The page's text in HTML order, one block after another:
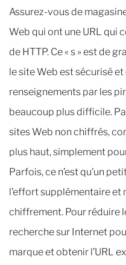
Assurez-vous de
Web qui ont une URL qui
de HTTP. Ce « s » est de
le site Web est sécurisé
renseignements par les
beaucoup plus difficile.
sites Web non chiffrés,
plus haut, simplement
Parfois, ce n’est qu’un
l’effort supplémentaire et
chiffrement. Pour réduire
recherche sur Internet
marque et obtenir l’URL